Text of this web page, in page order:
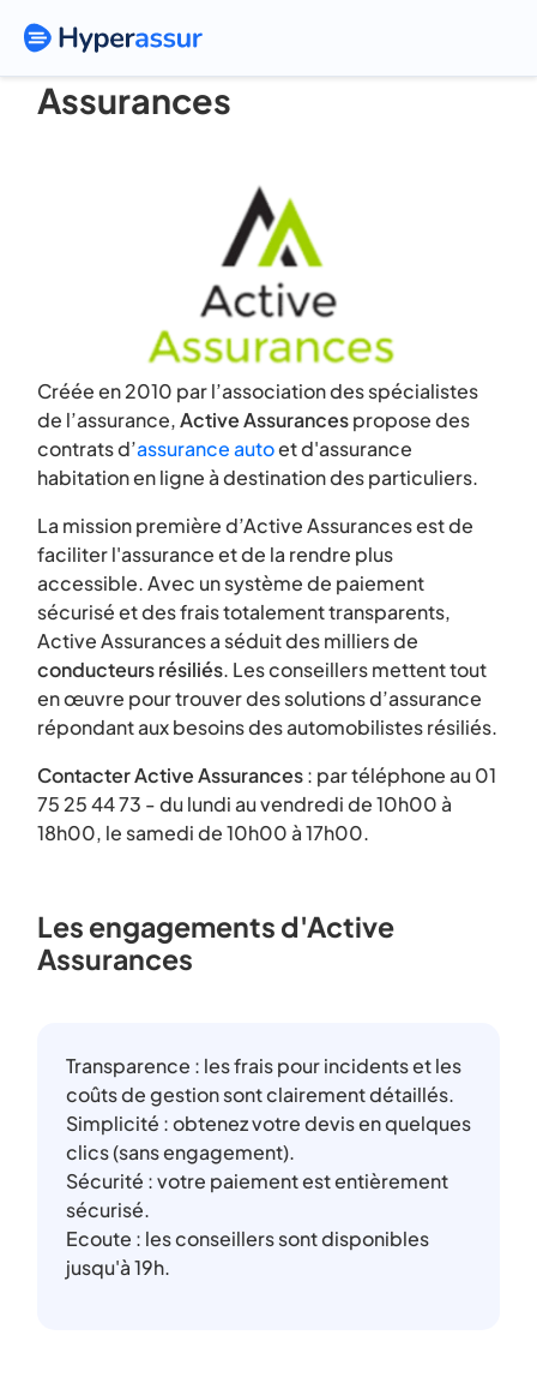
Assurance auto Active
Assurances
Créée en 2010 par l’association des spécialistes
de l’assurance,Active Assurancespropose des
contrats d’assurance autoet d'assurance
habitation en ligne à destination des particuliers.
La mission première d’Active Assurances est de
faciliter l'assurance et de la rendre plus
accessible. Avec un système de paiement
sécurisé et des frais totalement transparents,
Active Assurances a séduit des milliers de
conducteurs résiliés. Les conseillers mettent tout
en œuvre pour trouver des solutions d’assurance
répondant aux besoins des automobilistes résiliés.
Contacter Active Assurances: par téléphone au 01
75 25 44 73 - du lundi au vendredi de 10h00 à
18h00, le samedi de 10h00 à 17h00.
Les engagements d'Active
Assurances
Transparence : les frais pour incidents et les
coûts de gestion sont clairement détaillés.
Simplicité : obtenez votre devis en quelques
clics (sans engagement).
Sécurité : votre paiement est entièrement
sécurisé.
Ecoute : les conseillers sont disponibles
jusqu'à 19h.